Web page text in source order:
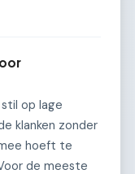
op lage
klanken zonder
hoeft te
de meeste